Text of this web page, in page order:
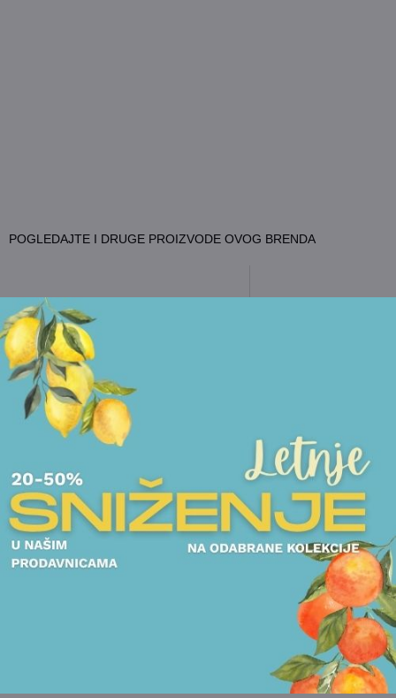
POGLEDAJTE I DRUGE PROIZVODE OVOG BRENDA
JASTUCI
JASTUK MISSONI - KEW
56.250,00RSD
JASTUCI
JASTUK MISSONI -
41.250,00RSD
POGLEDAJTE